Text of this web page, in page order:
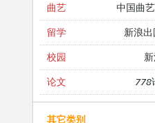
曲艺 中国曲
留学 新浪
校园
论文 778
其它类别